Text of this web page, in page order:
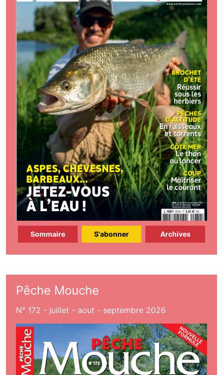
Sommaire S'abonner Archives
Pêche Mouche
N° 172 - juillet - aout - septembre 2026